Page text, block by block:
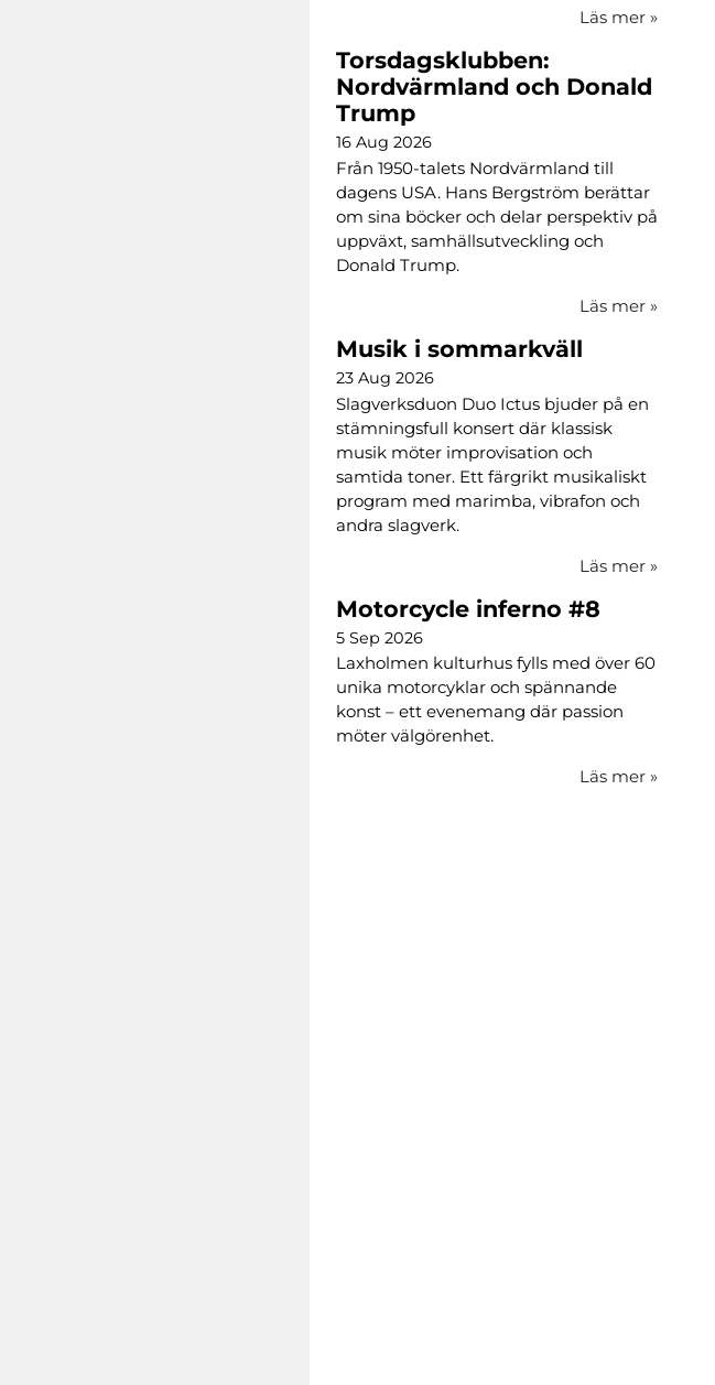
Läs mer »
Torsdagsklubben:
Nordvärmland och Donald
Trump
16 Aug 2026
Från 1950-talets Nordvärmland till
dagens USA. Hans Bergström berättar
om sina böcker och delar perspektiv på
uppväxt, samhällsutveckling och
Donald Trump.
Läs mer »
Musik i sommarkväll
23 Aug 2026
Slagverksduon Duo Ictus bjuder på en
stämningsfull konsert där klassisk
musik möter improvisation och
samtida toner. Ett färgrikt musikaliskt
program med marimba, vibrafon och
andra slagverk.
Läs mer »
Motorcycle inferno #8
5 Sep 2026
Laxholmen kulturhus fylls med över 60
unika motorcyklar och spännande
konst – ett evenemang där passion
möter välgörenhet.
Läs mer »